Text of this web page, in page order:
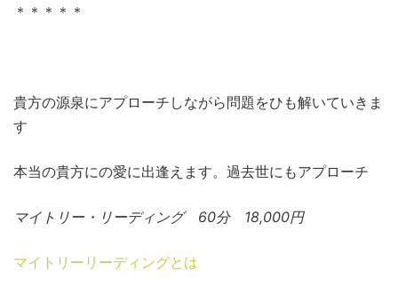
＊＊＊＊＊
貴方の源泉にアプローチしながら問題をひも解いていきま
す
本当の貴方にの愛に出逢えます。過去世にもアプローチ
マイトリー・リーディング 60分 18,000円
マイトリーリーディングとは